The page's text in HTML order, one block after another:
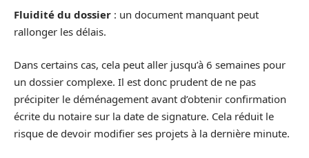
Fluidité du dossier : un document manquant peut
rallonger les délais.
Dans certains cas, cela peut aller jusqu’à 6 semaines pour
un dossier complexe. Il est donc prudent de ne pas
précipiter le déménagement avant d’obtenir confirmation
écrite du notaire sur la date de signature. Cela réduit le
risque de devoir modifier ses projets à la dernière minute.